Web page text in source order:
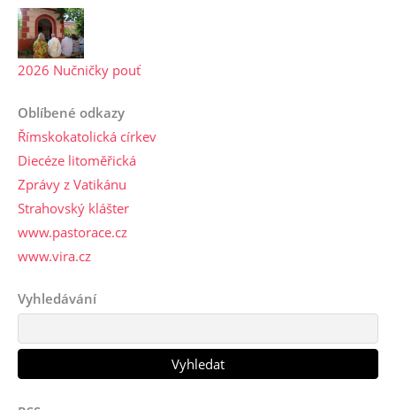
2026 Nučničky pouť
Oblíbené odkazy
Římskokatolická církev
Diecéze litoměřická
Zprávy z Vatikánu
Strahovský klášter
www.pastorace.cz
www.vira.cz
Vyhledávání